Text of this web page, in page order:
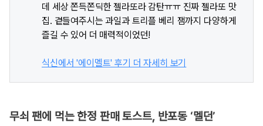
데 세상 쫀득쫀딕한 젤라또라 감탄ㅠㅠ 진짜 젤라또 맛
집. 곁들여주시는 과일과 트리플 베리 잼까지 다양하게
즐길 수 있어 더 매력적이었던!
식신에서 '에이멜트' 후기 더 자세히 보기
무쇠 팬에 먹는 한정 판매 토스트, 반포동 ‘멜던’